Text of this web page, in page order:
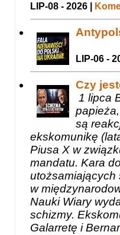
LIP-08 - 2026 |
LIP-06 -
Czy
1 lipca
są
ekskomunikę
Piusa X w
mandatu. Kara
utożsamiających
w
Nauki Wiary
schizmy.
Galarretę i